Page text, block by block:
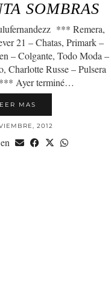
SOMBRAS
*** Remera,
21 – Chatas, Primark –
– Colgante, Todo Moda –
Russe – Pulsera
Ayer terminé…
MAS
2012